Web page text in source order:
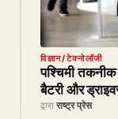
विज्ञान/टेक्नोलॉजी
पश्चिमी
बैटरी और
द्वारा राष्ट्र प्रेस